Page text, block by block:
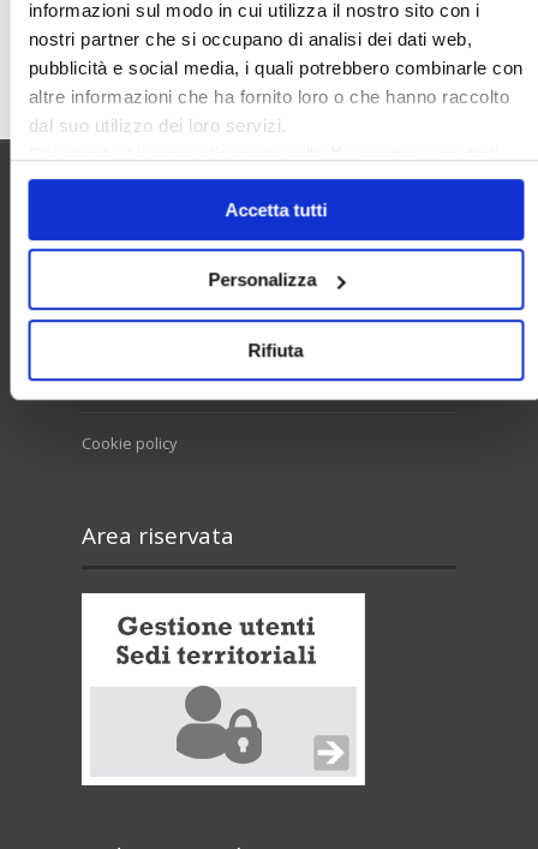
informazioni sul modo in cui utilizza il nostro sito con i
nostri partner che si occupano di analisi dei dati web,
pubblicità e social media, i quali potrebbero combinarle con
altre informazioni che ha fornito loro o che hanno raccolto
dal suo utilizzo dei loro servizi.
solo i cookie necessari.
Accetta tutti
Personalizza
Rifiuta
Cerca
Cookie policy
Area riservata